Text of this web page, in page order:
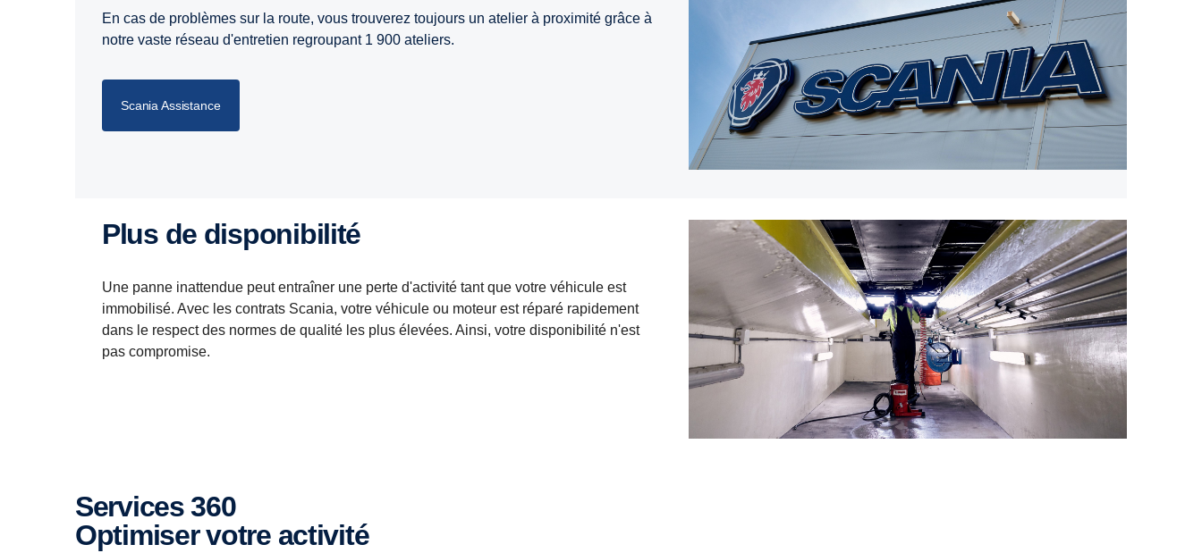
En cas de problèmes sur la route, vous trouverez toujours un atelier à proximité grâce à
notre vaste réseau d'entretien regroupant 1 900 ateliers.
Scania Assistance
Plus de disponibilité
Une panne inattendue peut entraîner une perte d'activité tant que votre véhicule est
immobilisé. Avec les contrats Scania, votre véhicule ou moteur est réparé rapidement
dans le respect des normes de qualité les plus élevées. Ainsi, votre disponibilité n'est
pas compromise.
Services 360
Optimiser votre activité